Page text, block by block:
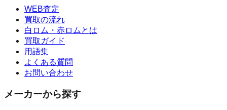
WEB査定
買取の流れ
白ロム・赤ロムとは
買取ガイド
用語集
よくある質問
お問い合わせ
メーカーから探す